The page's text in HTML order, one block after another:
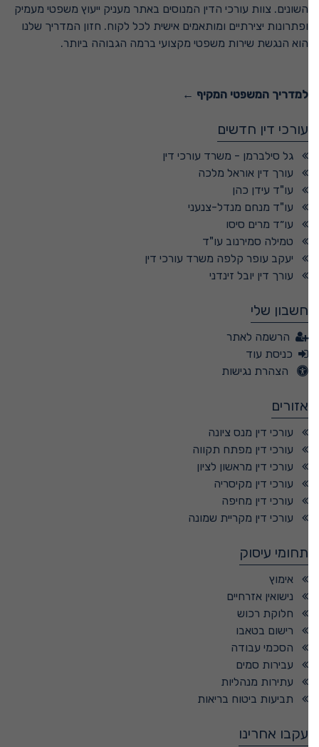
השונים. צוות עורכי הדין המנוסים באתר מעניק ייעוץ משפטי מעמיק
ופתרונות יצירתיים ומותאמים אישית לכל לקוח. חזון המדריך שלנו
הוא הנגשת שירות משפטי מקצועי ברמה הגבוהה ביותר.
למדריך המשפטי המקיף ←
עורכי דין חדשים
גל סילברמן - משרד עורכי דין
עורך דין אוראל מלכה
עו"ד עידן כהן
עו"ד מנחם מנדל-צנעני
עו״ד מרים סיסו
טמילה סמירנוב עו"ד
יעקב עופר קלפה משרד עורכי דין
עורך דין יובל זינדני
חשבון שלי
הרשמה לאתר
כניסת עוד
הצהרת נגישות
אזורים
עורכי דין מנס ציונה
עורכי דין מפתח תקווה
עורכי דין מראשון לציון
עורכי דין מקיסריה
עורכי דין מחיפה
עורכי דין מקריית שמונה
תחומי עיסוק
אימוץ
נישואין אזרחיים
חלוקת רכוש
רישום בטאבו
הסכמי עבודה
עבירות סמים
עתירות מנהליות
תביעות ביטוח בריאות
עקבו אחרינו